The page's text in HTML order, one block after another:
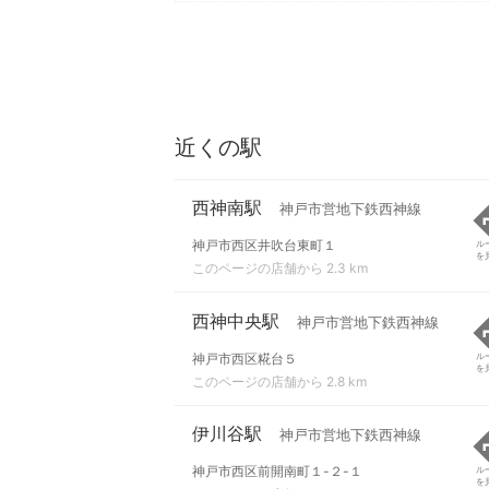
近くの駅
西神南駅 神戸市営地下鉄西神線
神戸市西区井吹台東町１
このページの店舗から 2.3 km
ル
を
西神中央駅 神戸市営地下鉄西神線
神戸市西区糀台５
このページの店舗から 2.8 km
ル
を
伊川谷駅 神戸市営地下鉄西神線
神戸市西区前開南町１-２-１
ル
を